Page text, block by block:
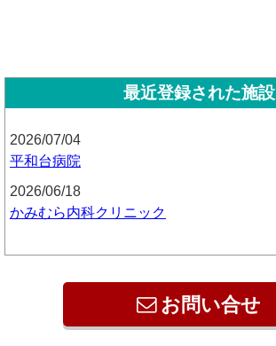
最近登録された施設
2026/07/04
平和台病院
2026/06/18
かみむら内科クリニック
お問い合せ